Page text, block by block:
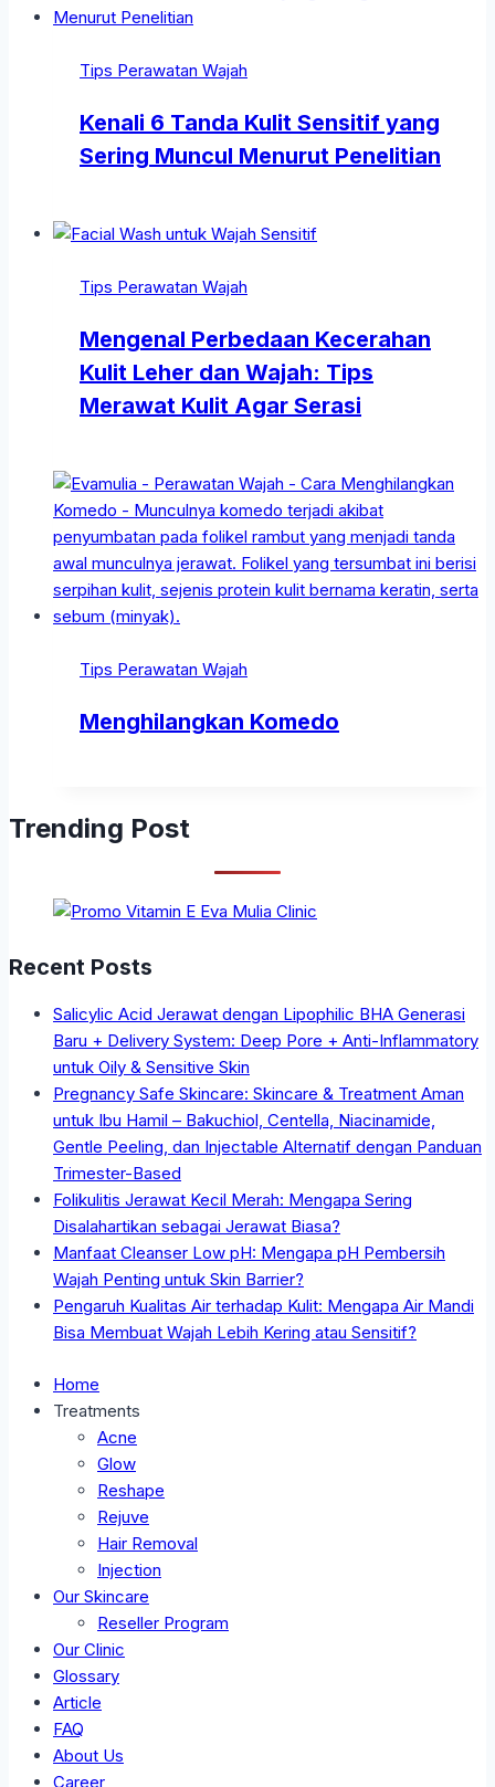
Tips Perawatan Wajah
Kenali 6 Tanda Kulit Sensitif yang
Sering Muncul Menurut Penelitian
Tips Perawatan Wajah
Mengenal Perbedaan Kecerahan
Kulit Leher dan Wajah: Tips
Merawat Kulit Agar Serasi
Tips Perawatan Wajah
Menghilangkan Komedo
Trending Post
Recent Posts
Salicylic Acid Jerawat dengan Lipophilic BHA Generasi
Baru + Delivery System: Deep Pore + Anti-Inflammatory
untuk Oily & Sensitive Skin
Pregnancy Safe Skincare: Skincare & Treatment Aman
untuk Ibu Hamil – Bakuchiol, Centella, Niacinamide,
Gentle Peeling, dan Injectable Alternatif dengan Panduan
Trimester-Based
Folikulitis Jerawat Kecil Merah: Mengapa Sering
Disalahartikan sebagai Jerawat Biasa?
Manfaat Cleanser Low pH: Mengapa pH Pembersih
Wajah Penting untuk Skin Barrier?
Pengaruh Kualitas Air terhadap Kulit: Mengapa Air Mandi
Bisa Membuat Wajah Lebih Kering atau Sensitif?
Home
Treatments
Acne
Glow
Reshape
Rejuve
Hair Removal
Injection
Our Skincare
Reseller Program
Our Clinic
Glossary
Article
FAQ
About Us
Career